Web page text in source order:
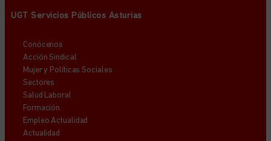
UGT Servicios Públicos Asturias
Conócenos
Acción Sindical
Mujer y Políticas Sociales
Sectores
Salud Laboral
Formación
Empleo Actualidad
Actualidad